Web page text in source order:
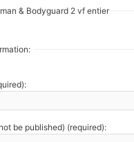
& Bodyguard 2 vf entier
be published) (required):